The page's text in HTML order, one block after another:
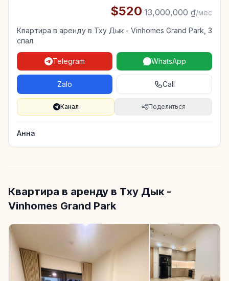
$520·13,000,000 ₫/мес
Квартира в аренду в Тху Дык - Vinhomes Grand Park, 3
спал.
Telegram WhatsApp
Zalo Call
Канал Поделиться
Анна
Квартира в аренду в Тху Дык -
Vinhomes Grand Park